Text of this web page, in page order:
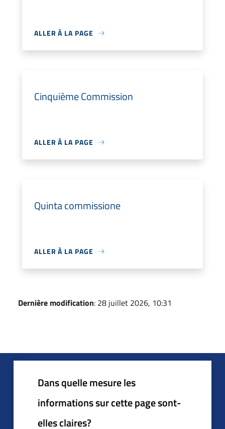
ALLER À LA PAGE
Cinquième Commission
ALLER À LA PAGE
Quinta commissione
ALLER À LA PAGE
Dernière modification: 28 juillet 2026, 10:31
Dans quelle mesure les
informations sur cette page sont-
elles claires?